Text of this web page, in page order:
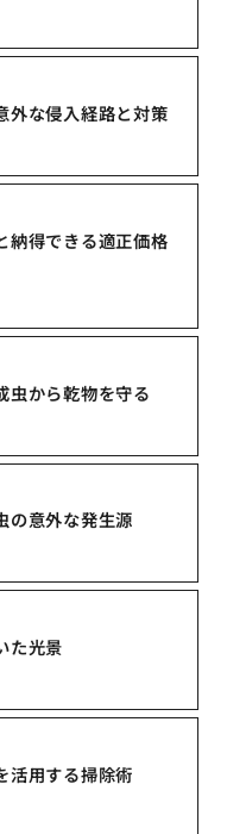
外な侵入経路と対策
納得できる適正価格
虫から乾物を守る
の意外な発生源
た光景
活用する掃除術